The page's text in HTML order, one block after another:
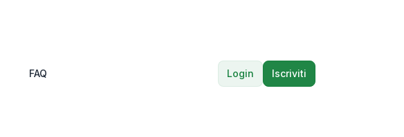
FAQ Login Iscriviti